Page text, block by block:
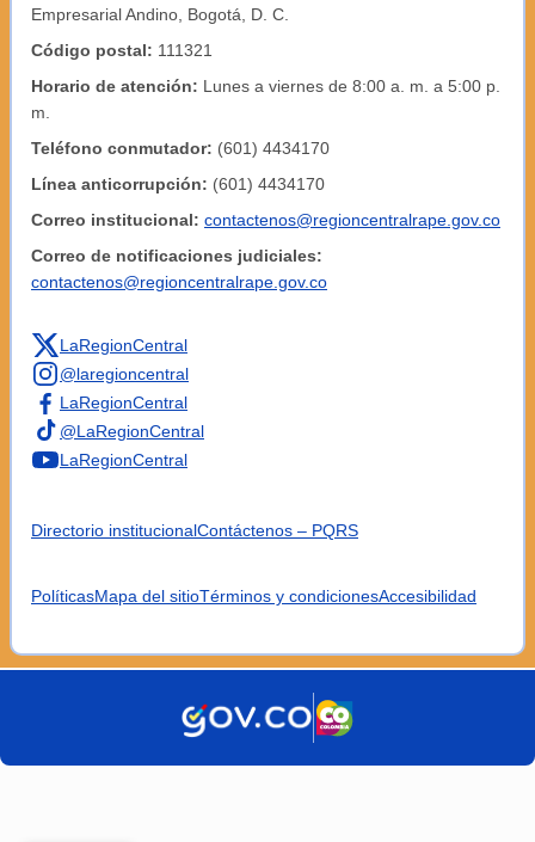
Empresarial Andino, Bogotá, D. C.
Código postal: 111321
Horario de atención: Lunes a viernes de 8:00 a. m. a 5:00 p.
m.
Teléfono conmutador: (601) 4434170
Línea anticorrupción: (601) 4434170
Correo institucional: contactenos@regioncentralrape.gov.co
Correo de notificaciones judiciales:
contactenos@regioncentralrape.gov.co
LaRegionCentral
@laregioncentral
LaRegionCentral
@LaRegionCentral
LaRegionCentral
Directorio institucionalContáctenos – PQRS
PolíticasMapa del sitioTérminos y condicionesAccesibilidad